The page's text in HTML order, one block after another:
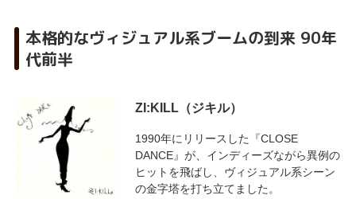
本格的なヴィジュアル系ブームの到来 90年
代前半
ZI:KILL（ジキル）
1990年にリリースした『CLOSE
DANCE』が、インディーズながら異例の
ヒットを飛ばし、ヴィジュアル系シーン
の金字塔を打ち立てました。